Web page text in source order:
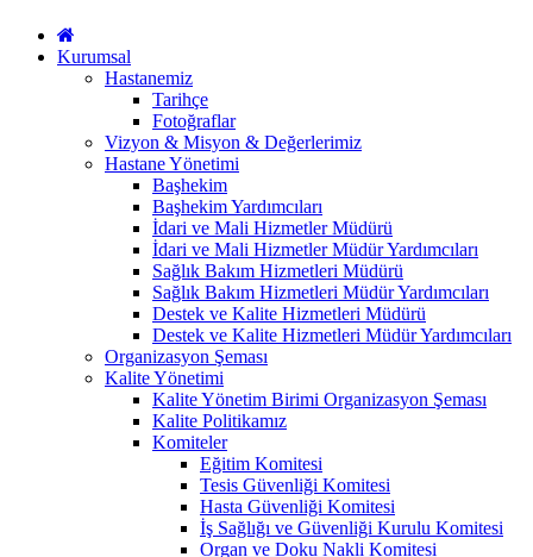
Kurumsal
Hastanemiz
Tarihçe
Fotoğraflar
Vizyon & Misyon & Değerlerimiz
Hastane Yönetimi
Başhekim
Başhekim Yardımcıları
İdari ve Mali Hizmetler Müdürü
İdari ve Mali Hizmetler Müdür Yardımcıları
Sağlık Bakım Hizmetleri Müdürü
Sağlık Bakım Hizmetleri Müdür Yardımcıları
Destek ve Kalite Hizmetleri Müdürü
Destek ve Kalite Hizmetleri Müdür Yardımcıları
Organizasyon Şeması
Kalite Yönetimi
Kalite Yönetim Birimi Organizasyon Şeması
Kalite Politikamız
Komiteler
Eğitim Komitesi
Tesis Güvenliği Komitesi
Hasta Güvenliği Komitesi
İş Sağlığı ve Güvenliği Kurulu Komitesi
Organ ve Doku Nakli Komitesi